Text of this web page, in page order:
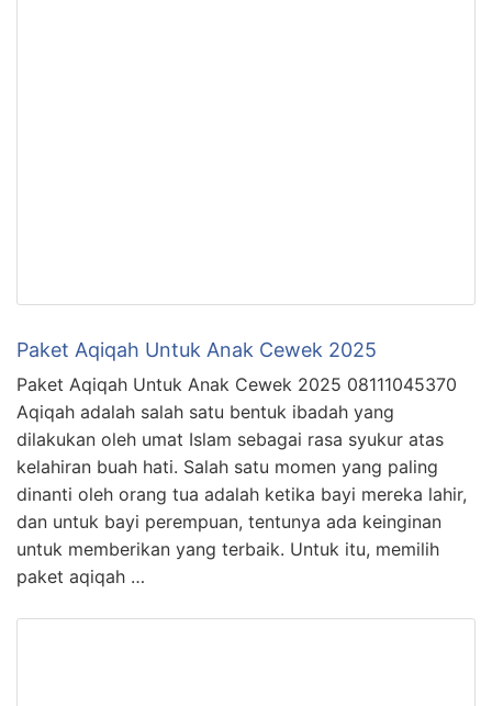
Paket Aqiqah Untuk Anak Cewek 2025
Paket Aqiqah Untuk Anak Cewek 2025 08111045370
Aqiqah adalah salah satu bentuk ibadah yang
dilakukan oleh umat Islam sebagai rasa syukur atas
kelahiran buah hati. Salah satu momen yang paling
dinanti oleh orang tua adalah ketika bayi mereka lahir,
dan untuk bayi perempuan, tentunya ada keinginan
untuk memberikan yang terbaik. Untuk itu, memilih
paket aqiqah …